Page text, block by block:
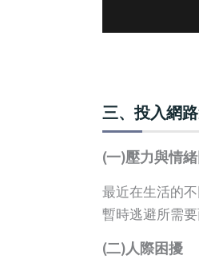
三、投入網
(一)壓力與情
最近在生活的
暫時逃避所需
(二)人際困擾